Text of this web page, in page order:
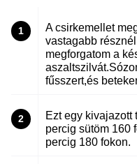
1
A csirkemellet
vastagabb
megforgatom a
fűsszert,és
2
Ezt egy kivajazott
percig sütöm 160
percig 180 fokon.